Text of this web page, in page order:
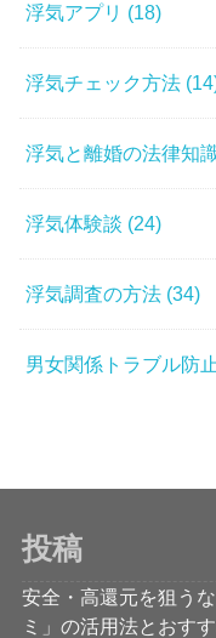
浮気アプリ (18)
浮気チェック方法
浮気と離婚の法律知
浮気体験談 (24)
浮気調査の方法 (34)
男女関係トラブル防止
投稿
安全・高還元を狙う
ミ」の活用法とおす